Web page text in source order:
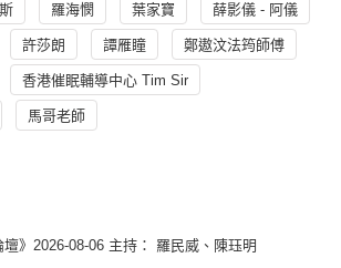
羅海憫 葉家寶 薛影儀 - 阿儀
許莎朗 譚雁瞳 鄭遨汶法筠師傅
香港催眠輔導中心 Tim Sir
馬哥老師
壇》2026-08-06 主持： 羅民威、陳珏明